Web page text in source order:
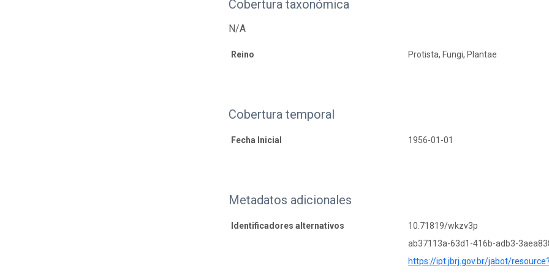
Cobertura taxonómica
N/A
Reino Protista, Fungi, Plantae
Cobertura temporal
Fecha Inicial 1956-01-01
Metadatos adicionales
Identificadores alternativos
10.71819/wkzv3p
ab37113a-63d1-416b-adb3-
https://ipt.jbrj.gov.br/jabot/